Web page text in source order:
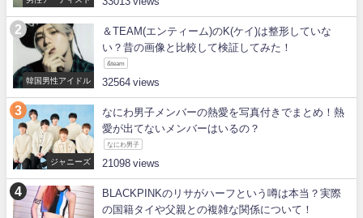
韓国男性アイドル
＆TEAM(エンティーム)のK(ケイ)は整形していな
い？昔の画像と比較して検証してみた！
&team
32564
ジャニーズ
なにわ男子メンバーの熱愛を写真付きでまとめ！熱
愛が出てないメンバーはいるの？
なにわ男子
21098
BLACKPINKのリサがハーフという噂は本当？実際
の国籍タイや父親との複雑な関係について！